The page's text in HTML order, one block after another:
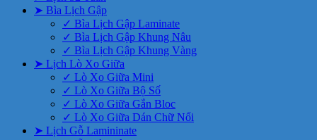
➤ Bìa Lịch Gập
✓ Bìa Lịch Gập Laminate
✓ Bìa Lịch Gập Khung Nâu
✓ Bìa Lịch Gập Khung Vàng
➤ Lịch Lò Xo Giữa
✓ Lò Xo Giữa Mini
✓ Lò Xo Giữa Bộ Số
✓ Lò Xo Giữa Gắn Bloc
✓ Lò Xo Giữa Dán Chữ Nổi
➤ Lịch Gỗ Lamininate